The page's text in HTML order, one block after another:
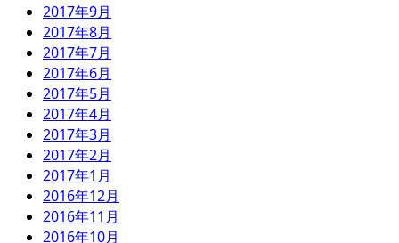
2017年9月
2017年8月
2017年7月
2017年6月
2017年5月
2017年4月
2017年3月
2017年2月
2017年1月
2016年12月
2016年11月
2016年10月